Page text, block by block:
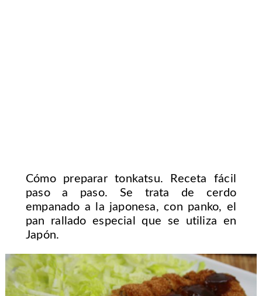
Cómo preparar tonkatsu. Receta fácil
paso a paso. Se trata de cerdo
empanado a la japonesa, con panko, el
pan rallado especial que se utiliza en
Japón.